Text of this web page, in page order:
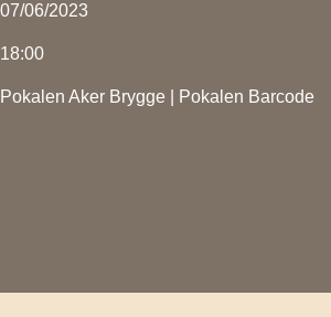
07/06/2023
18:00
Pokalen Aker Brygge Pokalen Barcode